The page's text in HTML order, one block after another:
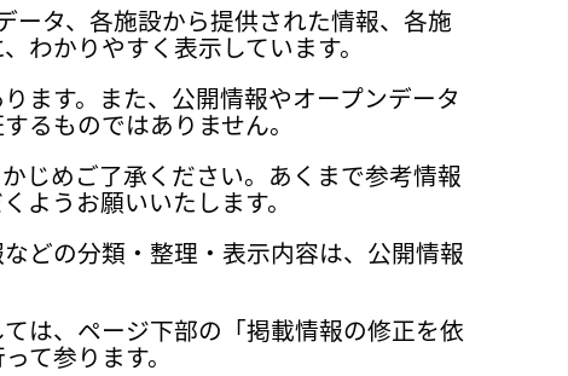
タ、各施設から提供された情報、各施
わかりやすく表示しています。
ます。また、公開情報やオープンデータ
るものではありません。
じめご了承ください。あくまで参考情報
ようお願いいたします。
どの分類・整理・表示内容は、公開情報
は、ページ下部の「掲載情報の修正を依
て参ります。